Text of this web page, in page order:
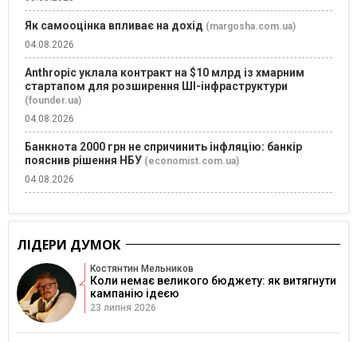
Як самооцінка впливає на дохід (margosha.com.ua)
04.08.2026
Anthropic уклала контракт на $10 млрд із хмарним
стартапом для розширення ШІ-інфраструктури
(founder.ua)
04.08.2026
Банкнота 2000 грн не спричинить інфляцію: банкір
пояснив рішення НБУ (economist.com.ua)
04.08.2026
ЛІДЕРИ ДУМОК
Костянтин Мельников
Коли немає великого бюджету: як витягнути
кампанію ідеєю
23 липня 2026